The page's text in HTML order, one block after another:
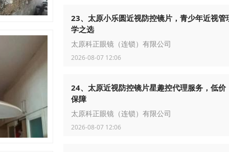
23、太原小乐圆近视防控镜片，青少年近视管
学之选
太原科正眼镜（连锁）有限公司
2026-08-07 12:06
24、太原近视防控镜片星趣控代理服务，低价
保障
太原科正眼镜（连锁）有限公司
2026-08-07 12:06